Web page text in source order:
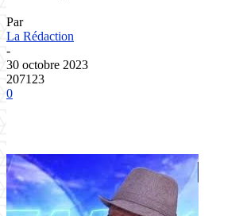
Par
La Rédaction
-
30 octobre 2023
207123
0